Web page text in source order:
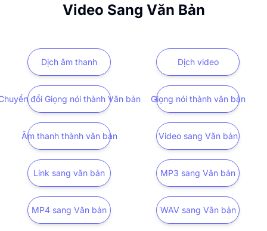
Video Sang Văn Bản
Dịch âm thanh Dịch video
đổi Giọng nói thành Văn bản Giọng nói thành văn bản
Âm thanh thành văn bản Video sang Văn bản
Link sang văn bản MP3 sang Văn bản
MP4 sang Văn bản WAV sang Văn bản